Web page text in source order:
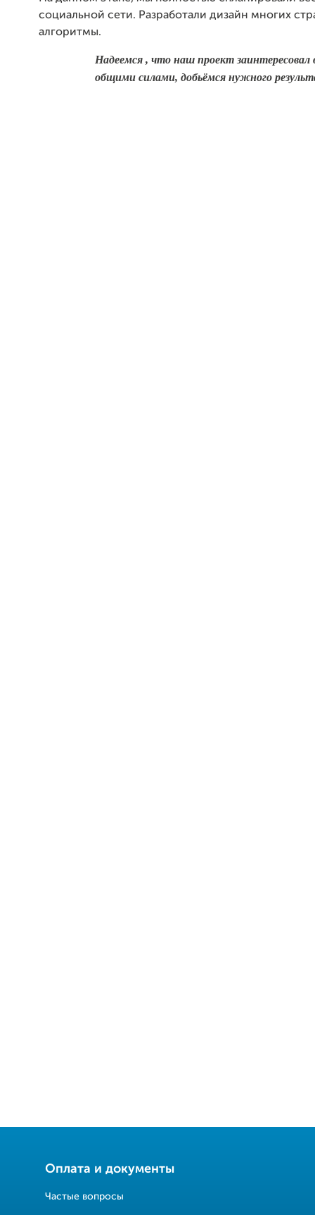
социальной сети. Разработали дизайн многих
алгоритмы.
Надеемся , что наш проект
общими силами, добьёмся нужного
Оплата и документы
Частые вопросы